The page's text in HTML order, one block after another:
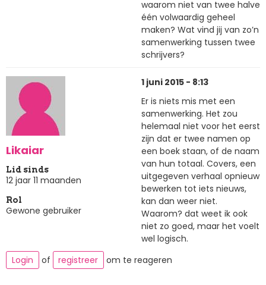
waarom niet van twee halve
één volwaardig geheel
maken? Wat vind jij van zo’n
samenwerking tussen twee
schrijvers?
Likaiar
Lid sinds
12 jaar 11 maanden
Rol
Gewone gebruiker
1 juni 2015 - 8:13
Er is niets mis met een
samenwerking. Het zou
helemaal niet voor het eerst
zijn dat er twee namen op
een boek staan, of de naam
van hun totaal. Covers, een
uitgegeven verhaal opnieuw
bewerken tot iets nieuws,
kan dan weer niet.
Waarom? dat weet ik ook
niet zo goed, maar het voelt
wel logisch.
Login
of registreer om te reageren